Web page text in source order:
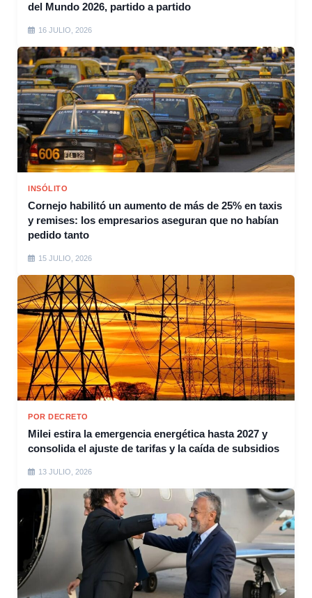
del Mundo 2026, partido a partido
16 JULIO, 2026
INSÓLITO
Cornejo habilitó un aumento de más de 25% en taxis
y remises: los empresarios aseguran que no habían
pedido tanto
15 JULIO, 2026
POR DECRETO
Milei estira la emergencia energética hasta 2027 y
consolida el ajuste de tarifas y la caída de subsidios
13 JULIO, 2026